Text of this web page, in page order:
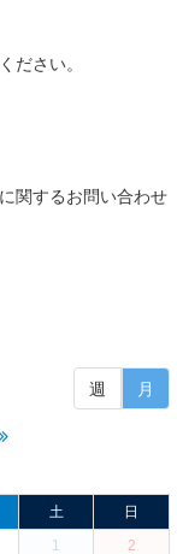
ださい。
関するお問い合わせ
週 月
土
日
1 2